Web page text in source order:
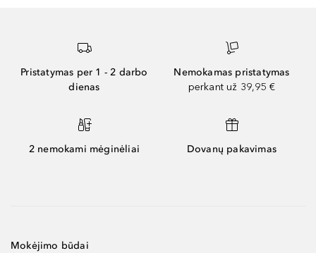
Pristatymas per 1 - 2 darbo
dienas
Nemokamas pristatymas
perkant už 39,95 €
2 nemokami mėginėliai Dovanų pakavimas
Mokėjimo būdai